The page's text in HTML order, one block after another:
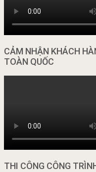
CẢM NHẬN KHÁCH
TOÀN QUỐC
THI CÔNG CÔNG